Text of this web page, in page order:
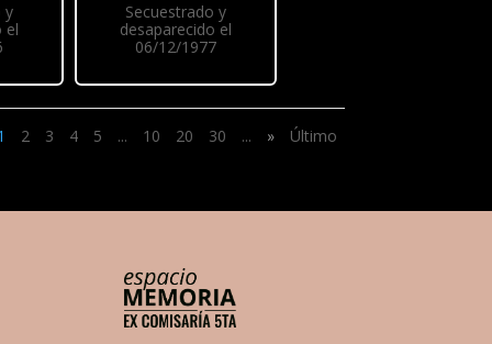
y
el
Secuestrado y
desaparecido el
06/12/1977
2 3 4 5 ... 10 20 30 ... » Último